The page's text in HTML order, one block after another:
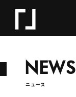
NEWS
ニュース